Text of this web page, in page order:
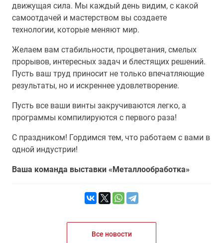
движущая сила. Мы каждый день видим, с какой
самоотдачей и мастерством вы создаете
технологии, которые меняют мир.
Желаем вам стабильности, процветания, смелых
прорывов, интересных задач и блестящих решений.
Пусть ваш труд приносит не только впечатляющие
результаты, но и искреннее удовлетворение.
Пусть все ваши винты закручиваются легко, а
программы компилируются с первого раза!
С праздником! Гордимся тем, что работаем с вами в
одной индустрии!
Ваша команда выставки «Металлообработка»
Все новости